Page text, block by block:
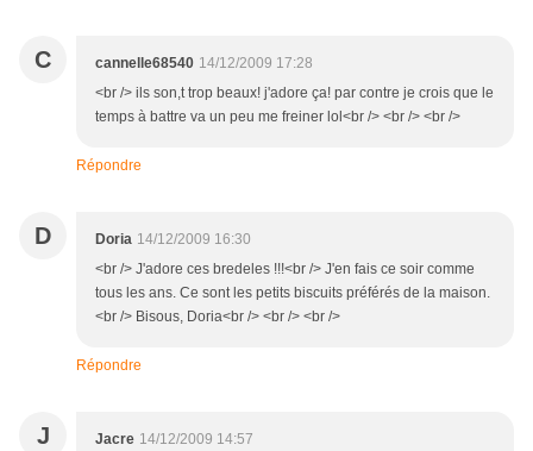
C cannelle68540 14/12/2009 17:28
<br /> ils son,t trop beaux! j'adore ça! par contre je crois que le
temps à battre va un peu me freiner lol<br /> <br /> <br />
Répondre
D Doria 14/12/2009 16:30
<br /> J'adore ces bredeles !!!<br /> J'en fais ce soir comme
tous les ans. Ce sont les petits biscuits préférés de la maison.
<br /> Bisous, Doria<br /> <br /> <br />
Répondre
J Jacre 14/12/2009 14:57